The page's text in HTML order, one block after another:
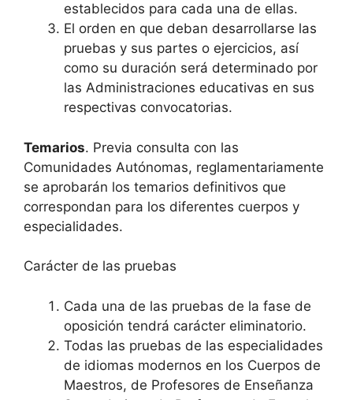
establecidos para cada una de ellas.
El orden en que deban desarrollarse las
pruebas y sus partes o ejercicios, así
como su duración será determinado por
las Administraciones educativas en sus
respectivas convocatorias.
Temarios. Previa consulta con las
Comunidades Autónomas, reglamentariamente
se aprobarán los temarios definitivos que
correspondan para los diferentes cuerpos y
especialidades.
Carácter de las pruebas
Cada una de las pruebas de la fase de
oposición tendrá carácter eliminatorio.
Todas las pruebas de las especialidades
de idiomas modernos en los Cuerpos de
Maestros, de Profesores de Enseñanza